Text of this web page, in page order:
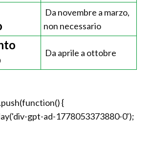
Da novembre a marzo,
non necessario
Da aprile a ottobre
{
gpt-ad-1778053373880-0');